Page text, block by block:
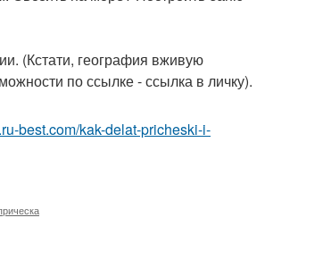
(Кстати, география вживую
по ссылке - ссылка в личку).
best.com/kak-delat-pricheski-i-